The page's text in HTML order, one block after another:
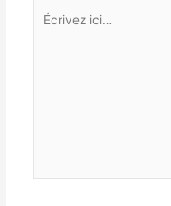
Écrivez
ici…